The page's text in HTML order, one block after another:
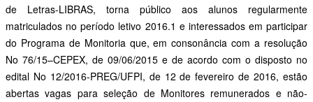
de Letras-LIBRAS, torna público aos alunos regularmente
matriculados no período letivo 2016.1 e interessados em participar
do Programa de Monitoria que, em consonância com a resolução
No 76/15–CEPEX, de 09/06/2015 e de acordo com o disposto no
edital No 12/2016-PREG/UFPI, de 12 de fevereiro de 2016, estão
abertas vagas para seleção de Monitores remunerados e não-